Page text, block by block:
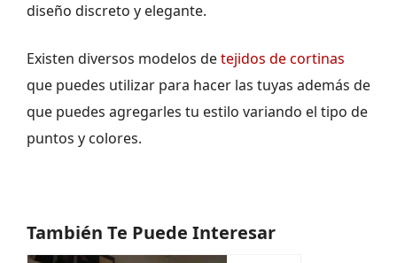
diseño discreto y elegante.
Existen diversos modelos detejidos de cortinas
que puedes utilizar para hacer las tuyas además de
que puedes agregarles tu estilo variando el tipo de
puntos y colores.
También Te Puede Interesar